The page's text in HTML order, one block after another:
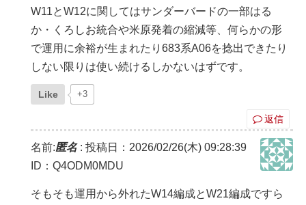
W11とW12に関してはサンダーバードの一部はる
か・くろしお統合や米原発着の縮減等、何らかの形
で運用に余裕が生まれたり683系A06を捻出できたり
しない限りは使い続けるしかないはずです。
Like +3
返信
名前:匿名: 投稿日：2026/02/26(木) 09:28:39
ID：Q4ODM0MDU
そもそも運用から外れたW14編成とW21編成ですら